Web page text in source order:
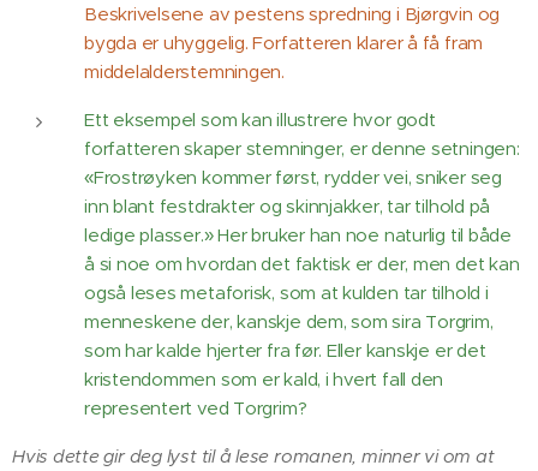
Beskrivelsene av pestens spredning i Bjørgvin og
bygda er uhyggelig. Forfatteren klarer å få fram
middelalderstemningen.
Ett eksempel som kan illustrere hvor godt
forfatteren skaper stemninger, er denne setningen:
«Frostrøyken kommer først, rydder vei, sniker seg
inn blant festdrakter og skinnjakker, tar tilhold på
ledige plasser.» Her bruker han noe naturlig til både
å si noe om hvordan det faktisk er der, men det kan
også leses metaforisk, som at kulden tar tilhold i
menneskene der, kanskje dem, som sira Torgrim,
som har kalde hjerter fra før. Eller kanskje er det
kristendommen som er kald, i hvert fall den
representert ved Torgrim?
Hvis dette gir deg lyst til å lese romanen, minner vi om at